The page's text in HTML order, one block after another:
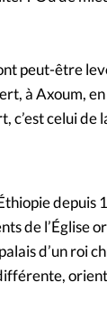
peut-être
à Axoum,
celui de
de l’Église
d’un roi